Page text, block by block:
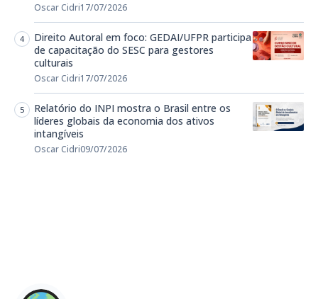
Oscar Cidri17/07/2026
Direito Autoral em foco: GEDAI/UFPR participa
de capacitação do SESC para gestores
culturais
Oscar Cidri17/07/2026
Relatório do INPI mostra o Brasil entre os
líderes globais da economia dos ativos
intangíveis
Oscar Cidri09/07/2026